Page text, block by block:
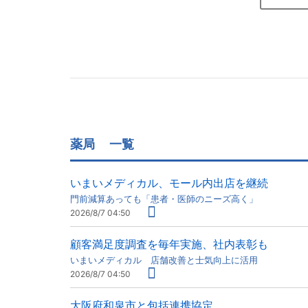
薬局 一覧
いまいメディカル、モール内出店を継続
門前減算あっても「患者・医師のニーズ高く」
2026/8/7 04:50
顧客満足度調査を毎年実施、社内表彰も
いまいメディカル 店舗改善と士気向上に活用
2026/8/7 04:50